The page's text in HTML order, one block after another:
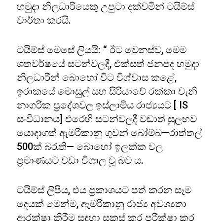
හමුදා නිලධාරියෙකු උපුටා දක්වමින් ටයිම්ස්
වාර්තා කරයි.
ටයිම්ස් මෙසේ ලියයි: “ ඊට වෙනස්ව, මෙම
ශතවර්ෂයේ සටන්වලදී, එක්සත් ජනපද හමුදා
නිලධාරීන් බොහෝ විට විශ්වාස කළේ,
ඉරාකයේ මොසුල් සහ සිරියාවේ රක්කා වැනි
නාගරික ප්‍රදේශවල ඉස්ලාමීය රාජ්‍යයට [ IS
සංවිධානය] එරෙහි සටන්වලදී වඩාත් සුලභව
යොදාගත් ඇමරිකානු ගුවන් බෝම්බ—රාත්තල්
500ක් බරැති— බොහෝ ඉලක්ක වල
ප්‍රමාණයට වඩා විශාල වූ බව ය.
ටයිම්ස් ලිපිය, එය ප්‍රකාශයට පත් කරන සෑම
දෙයක් මෙන්ම, ඇමරිකානු රාජ්‍ය අවශ්‍යතා
ආරක්ෂා කිරීම සඳහා සකස් කර පරීක්ෂා කර